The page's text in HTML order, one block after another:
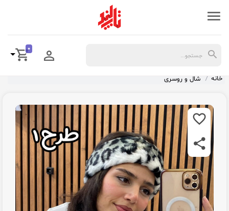
0
خانه شال و روسری